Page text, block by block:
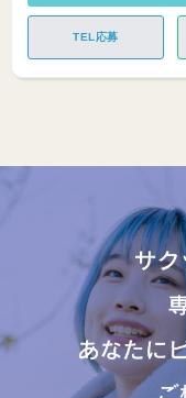
TEL応募